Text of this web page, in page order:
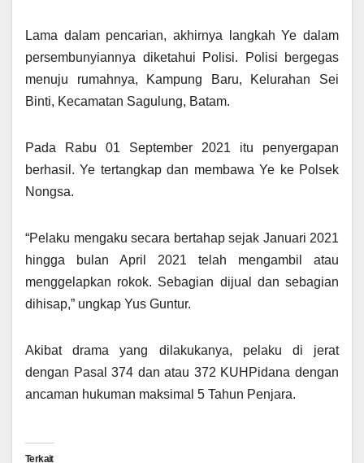
Lama dalam pencarian, akhirnya langkah Ye dalam
persembunyiannya diketahui Polisi. Polisi bergegas
menuju rumahnya, Kampung Baru, Kelurahan Sei
Binti, Kecamatan Sagulung, Batam.
Pada Rabu 01 September 2021 itu penyergapan
berhasil. Ye tertangkap dan membawa Ye ke Polsek
Nongsa.
“Pelaku mengaku secara bertahap sejak Januari 2021
hingga bulan April 2021 telah mengambil atau
menggelapkan rokok. Sebagian dijual dan sebagian
dihisap,” ungkap Yus Guntur.
Akibat drama yang dilakukanya, pelaku di jerat
dengan Pasal 374 dan atau 372 KUHPidana dengan
ancaman hukuman maksimal 5 Tahun Penjara.
Terkait